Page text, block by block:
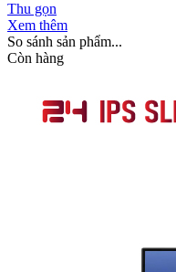
Thu gọn
Xem thêm
So sánh sản phẩm...
Còn hàng